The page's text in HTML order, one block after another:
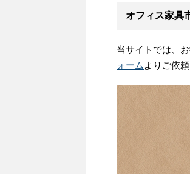
オフィス家具
当サイトでは、
ォーム よりご依頼